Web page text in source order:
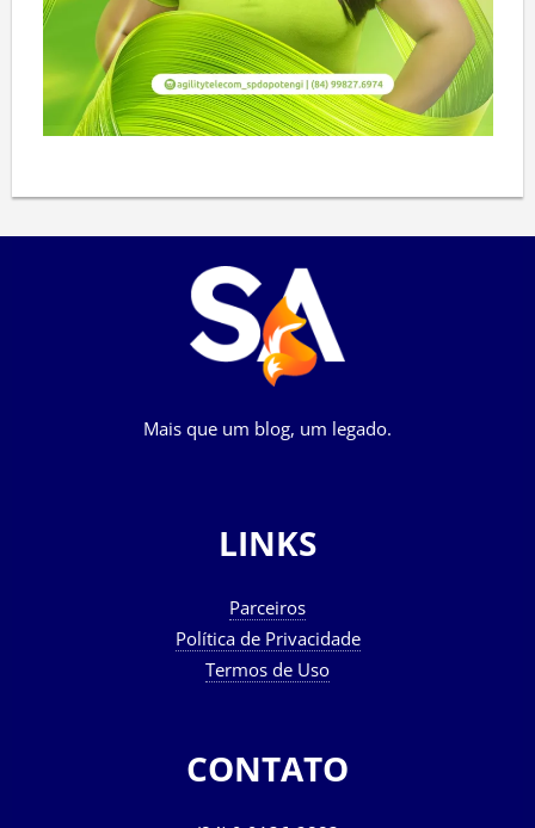
Mais que um blog, um legado.
LINKS
Parceiros
Política de Privacidade
Termos de Uso
CONTATO